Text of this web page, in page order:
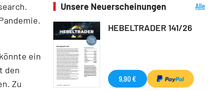
ein
den
Zu
Unsere Neuerscheinungen
Alle
HEBELTRADER 141/26
9,90 €